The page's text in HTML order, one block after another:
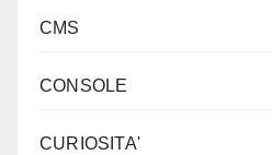
CMS
CONSOLE
CURIOSITA'